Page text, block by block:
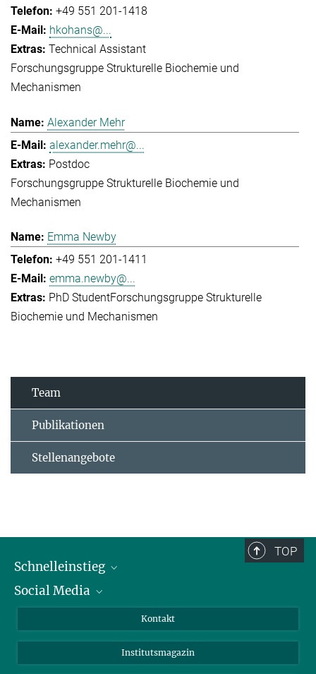
+49 551 201-1418
hkohans@...
Technical Assistant
Forschungsgruppe Strukturelle Biochemie und
Mechanismen
Alexander Mehr
alexander.mehr@...
Postdoc
Forschungsgruppe Strukturelle Biochemie und
Mechanismen
Emma Newby
+49 551 201-1411
emma.newby@...
PhD StudentForschungsgruppe Strukturelle
Biochemie und Mechanismen
Team
Publikationen
Stellenangebote
TOP
Schnelleinstieg
Alumni
Fördernde
Social Media
Bluesky
Facebook
Kontakt
Institutsmagazin